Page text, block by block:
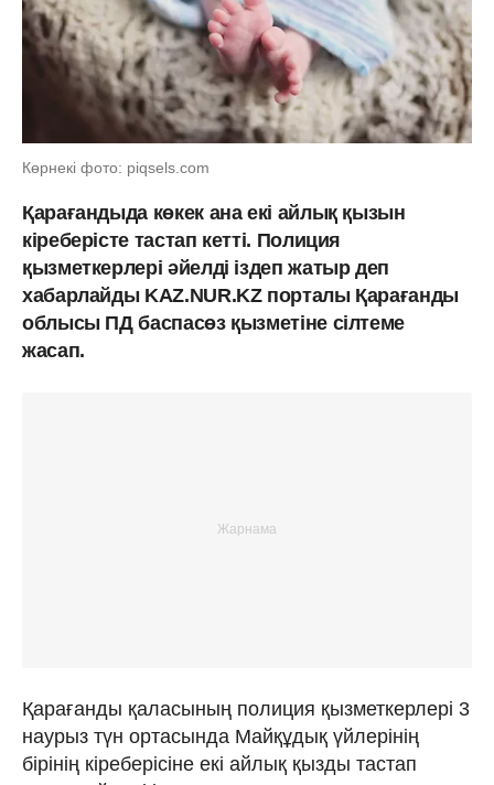
Көрнекі фото: piqsels.com
Қарағандыда көкек ана екі айлық қызын
кіреберісте тастап кетті. Полиция
қызметкерлері әйелді іздеп жатыр деп
хабарлайды KAZ.NUR.KZ порталы Қарағанды ​​
облысы ПД баспасөз қызметіне сілтеме
жасап.
Қарағанды қаласының ​​полиция қызметкерлері 3
наурыз түн ортасында Майқұдық үйлерінің
бірінің кіреберісіне екі айлық қызды тастап